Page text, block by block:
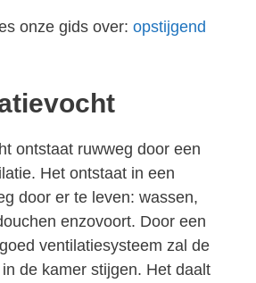
onze gids over: opstijgend
ontstaat ruwweg door een
Het ontstaat in een
door er te leven: wassen,
enzovoort. Door een
ventilatiesysteem zal de
de kamer stijgen. Het daalt